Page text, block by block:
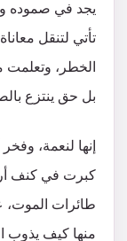
يجد في صموده
تأتي لتنقل
الخطر، وتعلمت
بل حق ينتزع
إنها لنعمة،
كبرت في كنف
طائرات الموت،
منها كيف يذوب